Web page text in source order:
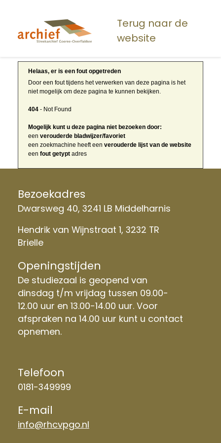
naar
Terug naar de
website
Helaas, er is een fout opgetreden
Door een fout tijdens het verwerken van deze pagina is het
niet mogelijk om deze pagina te kunnen bekijken.
404- Not Found
Mogelijk kunt u deze pagina niet bezoeken door:
een verouderde bladwijzer/favoriet
een zoekmachine heeft een verouderde lijst van de website
een fout getyptadres
Bezoekadres
Dwarsweg 40, 3241 LB Middelharnis
Hendrik van Wijnstraat 1, 3232 TR
Brielle
Openingstijden
De studiezaal is geopend van
dinsdag t/m vrijdag tussen 09.00-
12.00 uur en 13.00-14.00 uur. Voor
afspraken na 14.00 uur kunt u contact
opnemen.
Telefoon
0181-349999
E-mail
info@rhcvpgo.nl